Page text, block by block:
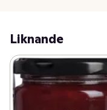
I sortimentet finns i
också gurka och
och deras produkter
Liknande